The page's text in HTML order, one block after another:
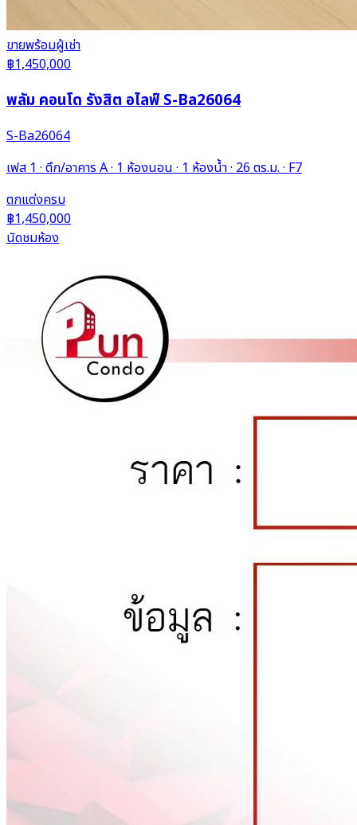
ขายพร้อมผู้เช่า
฿1,450,000
พลัม คอนโด รังสิต อไลฟ์ S-Ba26064
S-Ba26064
เฟส 1 · ตึก/อาคาร A · 1 ห้องนอน · 1 ห้องน้ำ · 26 ตร.ม. · F7
ตกแต่งครบ
฿1,450,000
นัดชมห้อง